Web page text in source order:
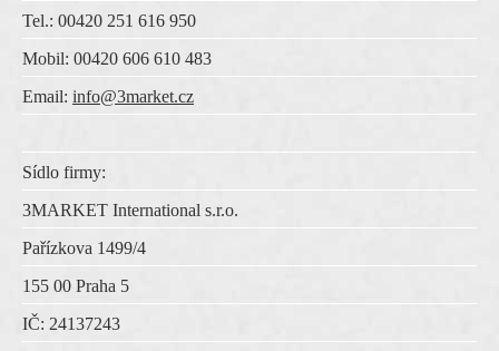
Tel.: 00420 251 616 950
Mobil: 00420 606 610 483
Email: info@3market.cz
Sídlo firmy:
3MARKET International s.r.o.
Pařízkova 1499/4
155 00 Praha 5
IČ: 24137243